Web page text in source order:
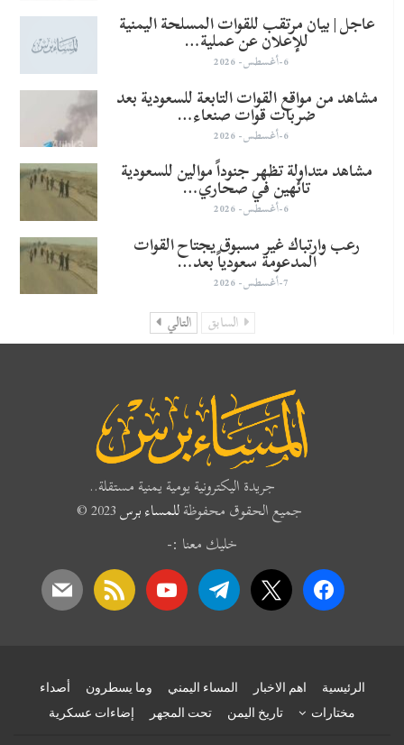
عاجل | بيان مرتقب للقوات المسلحة اليمنية
للإعلان عن عملية…
6-أغسطس- 2026
مشاهد من مواقع القوات التابعة للسعودية بعد
ضربات قوات صنعاء…
6-أغسطس- 2026
مشاهد متداولة تظهر جنوداً موالين للسعودية
تائهين في صحاري…
6-أغسطس- 2026
رعب وارتباك غير مسبوق يجتاح القوات
المدعومة سعودياً بعد…
7-أغسطس- 2026
السابق التالي
جريدة اليكترونية يومية يمنية مستقلة..
جميع الحقوق محفوظةللمساء برس
خليك معنا :-
facebook
x
telegram
youtube
rss
mail
الرئيسية اهم الاخبار المساء اليمني وما يسطرون
أصداء
مختارات
تاريخ اليمن تحت المجهر إضاءات عسكرية